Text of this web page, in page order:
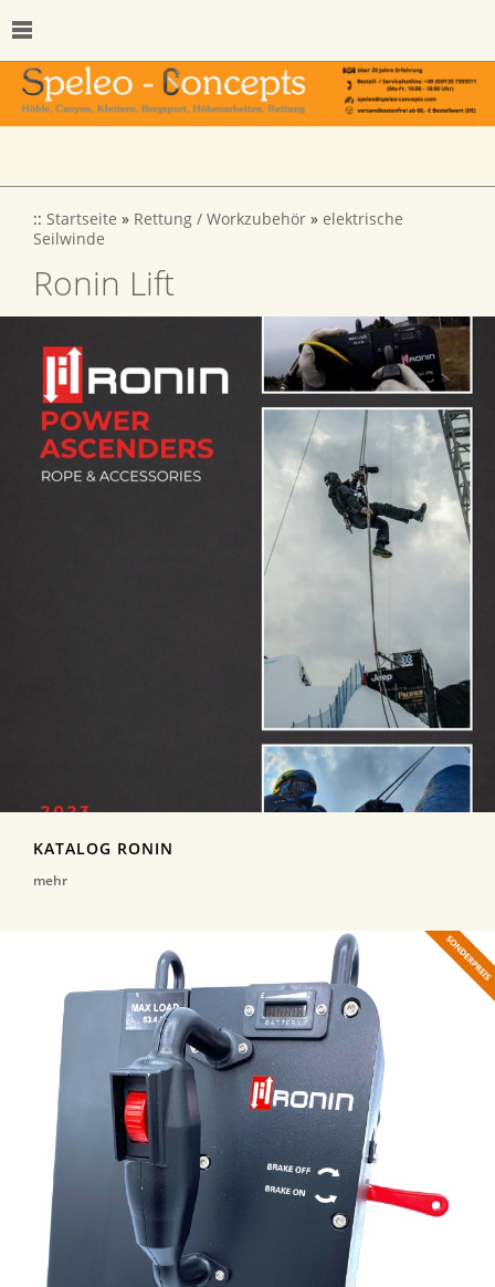
:: Startseite » Rettung / Workzubehör » elektrische
Seilwinde
Ronin Lift
KATALOG RONIN
mehr